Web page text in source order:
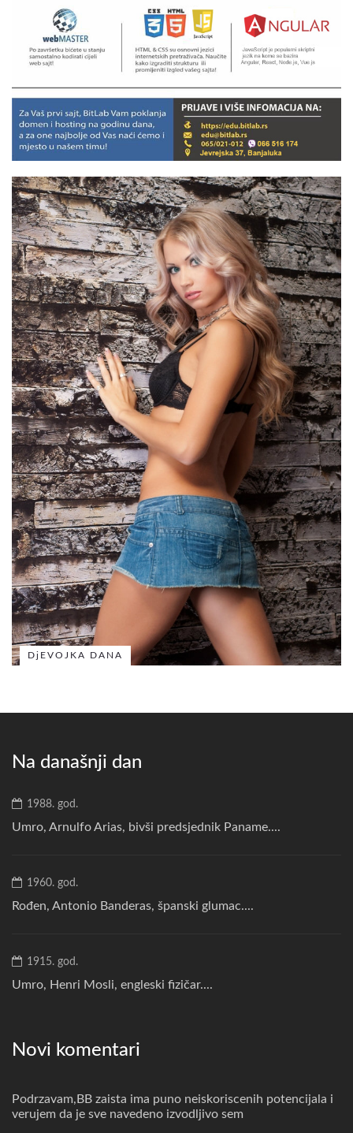
DjEVOJKA DANA
Na današnji dan
1988. god.
Umro, Arnulfo Arias, bivši predsjednik Paname....
1960. god.
Rođen, Antonio Banderas, španski glumac....
1915. god.
Umro, Henri Mosli, engleski fizičar....
Novi komentari
Podrzavam,BB zaista ima puno neiskoriscenih potencijala i
verujem da je sve navedeno izvodljivo sem